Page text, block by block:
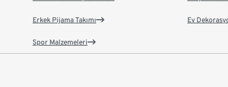
Erkek Pijama Takımı
Spor Malzemeleri
Ev